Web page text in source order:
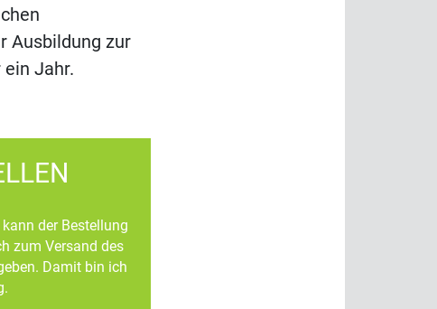
Ausbildung zur
Jahr.
der Bestellung
zum Versand des
Damit bin ich